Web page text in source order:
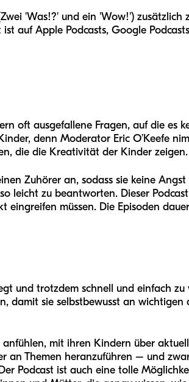
Zwei 'Was!?' und ein 'Wow!') zusätzlich
auf Apple Podcasts, Google
oft ausgefallene Fragen, auf die es
denn Moderator Eric O’Keefe
die die Kreativität der Kinder zeigen.
Zuhörer an, sodass sie keine
leicht zu beantworten. Dieser
müssen. Die Episoden
und trotzdem schnell und einfach
damit sie selbstbewusst an wichtigen
mit ihren Kindern über
an Themen heranzuführen – und
Podcast ist auch eine tolle